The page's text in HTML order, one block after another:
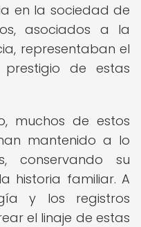
en la sociedad de
asociados a la
representaban el
de estas
muchos de estos
mantenido a lo
conservando su
historia familiar. A
y los registros
el linaje de estas